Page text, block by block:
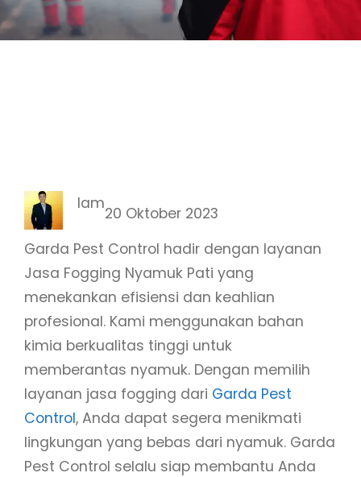
Iam
20 Oktober 2023
Garda Pest Control hadir dengan layanan
Jasa Fogging Nyamuk Pati yang
menekankan efisiensi dan keahlian
profesional. Kami menggunakan bahan
kimia berkualitas tinggi untuk
memberantas nyamuk. Dengan memilih
layanan jasa fogging dari Garda Pest
Control, Anda dapat segera menikmati
lingkungan yang bebas dari nyamuk. Garda
Pest Control selalu siap membantu Anda